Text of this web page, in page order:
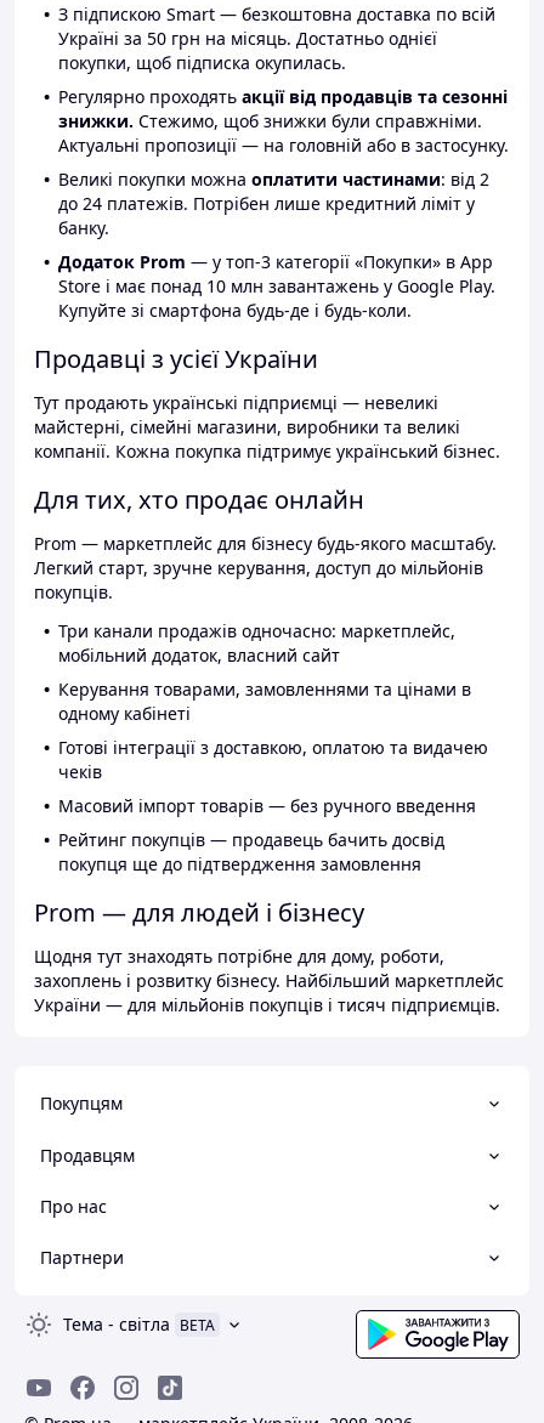
З підпискою Smart — безкоштовна доставка по всій
Україні за 50 грн на місяць. Достатньо однієї
покупки, щоб підписка окупилась.
Регулярно проходять акції від продавців та сезонні
знижки. Стежимо, щоб знижки були справжніми.
Актуальні пропозиції — на головній або в застосунку.
Великі покупки можна оплатити частинами: від 2
до 24 платежів. Потрібен лише кредитний ліміт у
банку.
Додаток Prom — у топ-3 категорії «Покупки» в App
Store і має понад 10 млн завантажень у Google Play.
Купуйте зі смартфона будь-де і будь-коли.
Продавці з усієї України
Тут продають українські підприємці — невеликі
майстерні, сімейні магазини, виробники та великі
компанії. Кожна покупка підтримує український бізнес.
Для тих, хто продає онлайн
Prom — маркетплейс для бізнесу будь-якого масштабу.
Легкий старт, зручне керування, доступ до мільйонів
покупців.
Три канали продажів одночасно: маркетплейс,
мобільний додаток, власний сайт
Керування товарами, замовленнями та цінами в
одному кабінеті
Готові інтеграції з доставкою, оплатою та видачею
чеків
Масовий імпорт товарів — без ручного введення
Рейтинг покупців — продавець бачить досвід
покупця ще до підтвердження замовлення
Prom — для людей і бізнесу
Щодня тут знаходять потрібне для дому, роботи,
захоплень і розвитку бізнесу. Найбільший маркетплейс
України — для мільйонів покупців і тисяч підприємців.
Покупцям
Продавцям
Про нас
Партнери
Тема - світла BETA